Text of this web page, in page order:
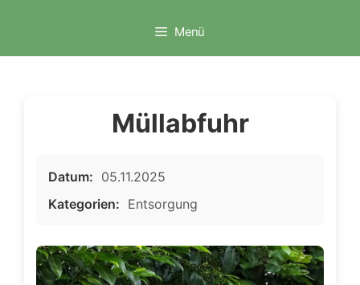
Menü
Müllabfuhr
Datum: 05.11.2025
Kategorien: Entsorgung